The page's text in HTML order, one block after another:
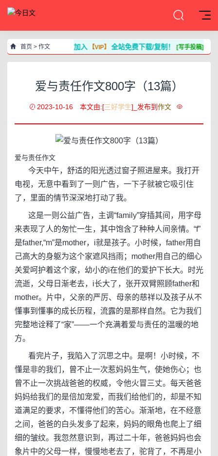
首页 > 作文 加入 【VIP】全站免费下载/复制！[写手投稿]
爱与责任作文800字（13篇）
2023-10-16 本文由:[三好学生]_发布到 作文
爱与责任作文
今天中午，舒适的阳光透过窗子照进屋来。我打开
电视，无意中看到了一则广告，一下子就被它吸引住
了，里面的情节深深地打动了我。
这是一则公益广告，主调“family”穿插其间，用字母
来表现了人的匆忙一生，其中饱含了种种人间亲情。“f”
是father,“m”是mother，i就是孩子。小时候，father用自
己高大的身躯为这个家遮风挡雨；mother用自己的细心
关爱呵护着这个家，幼小的i在他们的爱护下长大。时光
流逝，父母日渐老去，i长大了，张开双臂照顾father和
mother。片中，父亲的严厉、母亲的慈祥以及孩子从不
懂事到懂事的成长历程，流露的是那样自然。它为我们
完整地诠释了“家”——一个充满着爱与责任的温暖的地
方。
看完片子，我陷入了沉思之中。是啊！小时候，不
懂是非的我们，曾不止一次惹妈妈生气，使她伤心；也
曾不止一次挑战爸爸的权威，令他火冒三丈。每天爸爸
妈妈给我们的是倍加宠爱，而我们给他们的，却是不知
道满足的要求，不懂得他们的苦心。渐渐地，在不经意
之间，爸爸的白头发多了起来，妈妈的眼角也爬上了细
细的皱纹。我忽然意识到，再过二十年，爸爸妈妈也会
象片中的父母一样，慢慢地老去了，驼背了，不再是小